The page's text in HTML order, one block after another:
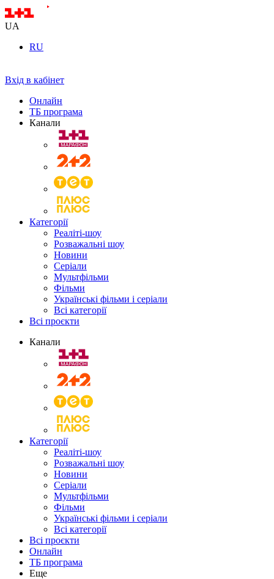
UA
RU
Вхід в кабінет
Онлайн
ТБ програма
Канали
Категорії
Реаліті-шоу
Розважальні шоу
Новини
Серіали
Мультфільми
Фільми
Українські фільми і серіали
Всі категорії
Всі проєкти
Канали
Категорії
Реаліті-шоу
Розважальні шоу
Новини
Серіали
Мультфільми
Фільми
Українські фільми і серіали
Всі категорії
Всі проєкти
Онлайн
ТБ програма
Еще